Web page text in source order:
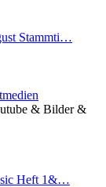
Stammti…
& Bilder &
Heft 1&…